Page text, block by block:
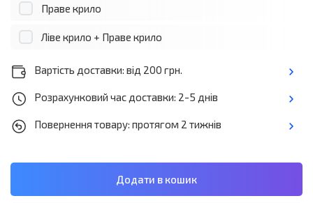
Праве крило
Ліве крило + Праве крило
Вартість доставки: від 200 грн.
Розрахунковий час доставки: 2-5 днів
Повернення товару: протягом 2 тижнів